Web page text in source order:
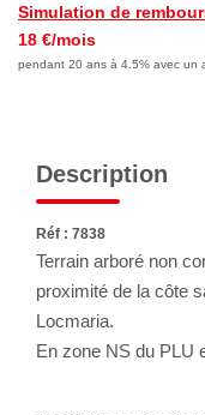
Simulation de
18 €/mois
pendant 20 ans à 4.5% avec un
Description
Réf : 7838
Terrain arboré non
proximité de la côte
Locmaria.
En zone NS du PLU